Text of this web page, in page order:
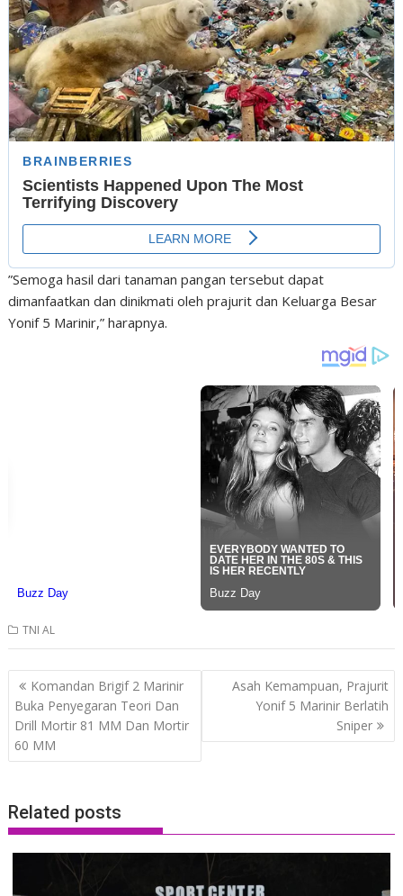
”Semoga hasil dari tanaman pangan tersebut dapat
dimanfaatkan dan dinikmati oleh prajurit dan Keluarga Besar
Yonif 5 Marinir,” harapnya.
TNI AL
Post
navigation
Komandan Brigif 2 Marinir
Buka Penyegaran Teori Dan
Drill Mortir 81 MM Dan Mortir
60 MM
Asah Kemampuan, Prajurit
Yonif 5 Marinir Berlatih
Sniper
Related posts